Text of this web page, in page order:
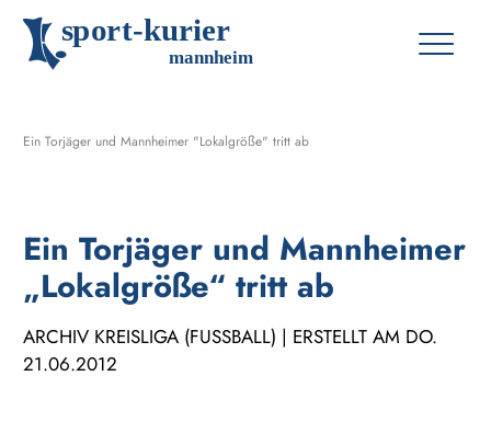
sport-kurier
mannheim
Ein Torjäger und Mannheimer "Lokalgröße" tritt ab
Ein Torjäger und Mannheimer
„Lokalgröße“ tritt ab
ARCHIV KREISLIGA (FUSSBALL) | ERSTELLT AM DO. 2
1.06.2012